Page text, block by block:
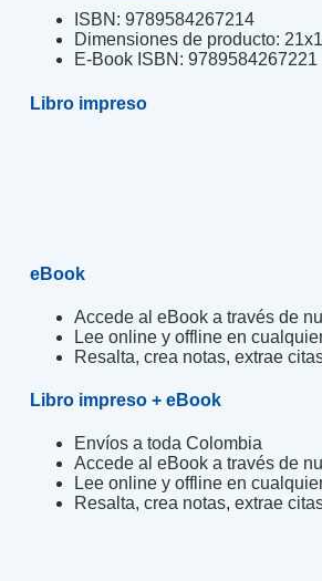
was:
$58,900.00.
is:
$53,010.00.
ISBN: 9789584267214
Dimensiones de producto:
E-Book ISBN: 9789584267221
Libro impreso
eBook
Accede al eBook a través de
Lee online y offline en
Resalta, crea notas, extrae
Libro impreso + eBook
Envíos a toda Colombia
Accede al eBook a través de
Lee online y offline en
Resalta, crea notas, extrae